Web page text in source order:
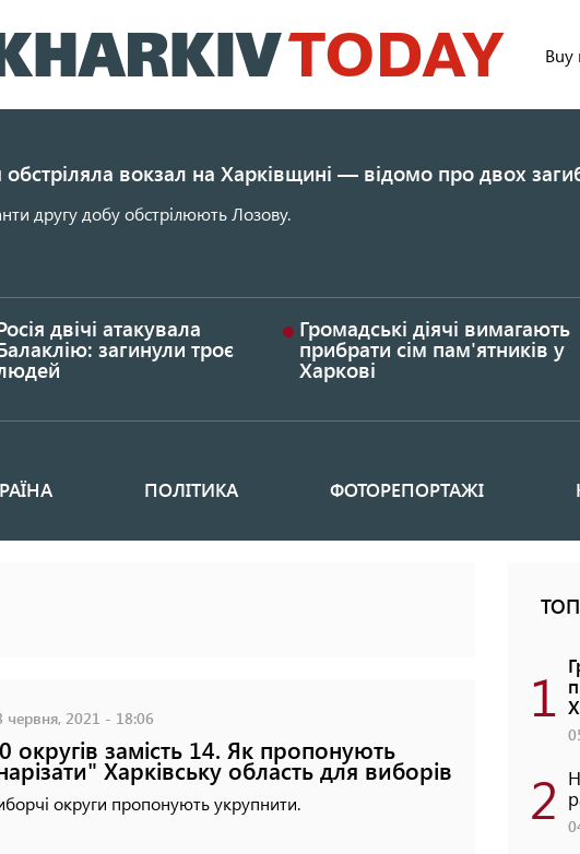
до
основного
Buy
обстріляла вокзал на Харківщині — відомо про двох
другу добу обстрілюють Лозову.
двічі атакувала
загинули троє
Громадські діячі вимагають
прибрати сім пам'ятників у
Харкові
ПОЛІТИКА ФОТОРЕПОРТАЖІ
червня, 2021 - 18:06
округів замість 14. Як пропонують
Харківську область для виборів
округи пропонують укрупнити.
1
2